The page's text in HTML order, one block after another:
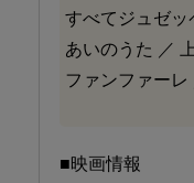
すべてジュゼッ
あいのうた ／
ファンファーレ
■映画情報